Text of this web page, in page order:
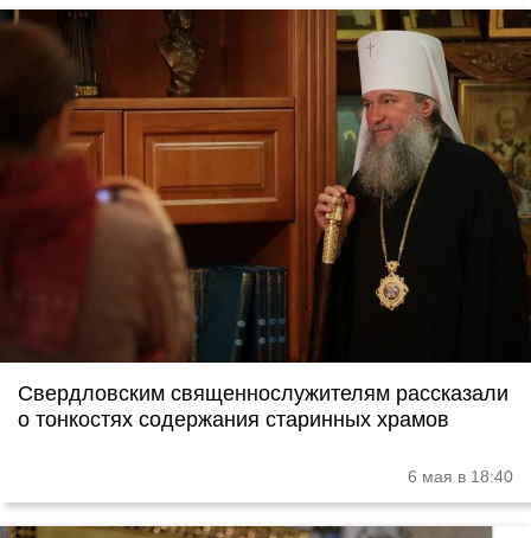
Свердловским священнослужителям рассказали
о тонкостях содержания старинных храмов
6 мая в 18:40